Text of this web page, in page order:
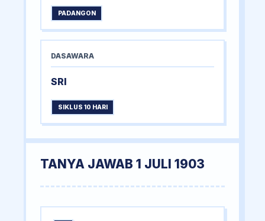
PADANGON
DASAWARA
SRI
SIKLUS 10 HARI
TANYA JAWAB 1 JULI 1903